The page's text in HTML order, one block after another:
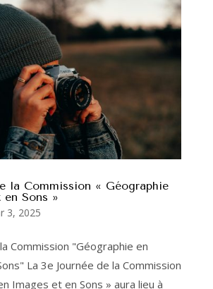
la Commission « Géographie
Sons »
3, 2025
Commission "Géographie en
La 3e Journée de la Commission
Images et en Sons » aura lieu à